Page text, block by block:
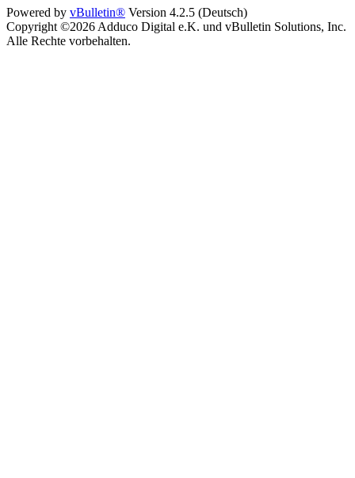
Powered by vBulletin® Version 4.2.5 (Deutsch)
Copyright ©2026 Adduco Digital e.K. und vBulletin Solutions, Inc.
Alle Rechte vorbehalten.